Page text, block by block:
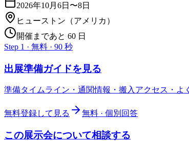
2026年10月6日〜8日
ヒューストン （アメリカ）
開催まであと 60 日
Step 1 · 無料 · 90 秒
出展準備ガイドを見る
準備タイムライン・通関情報・搬入アクセス・よ
無料登録して見る 無料 · 個別回答
この展示会について相談する